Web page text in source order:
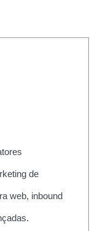
de
web, inbound